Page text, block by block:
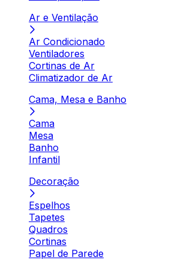
Ar e Ventilação
Ar Condicionado
Ventiladores
Cortinas de Ar
Climatizador de Ar
Cama, Mesa e Banho
Cama
Mesa
Banho
Infantil
Decoração
Espelhos
Tapetes
Quadros
Cortinas
Papel de Parede